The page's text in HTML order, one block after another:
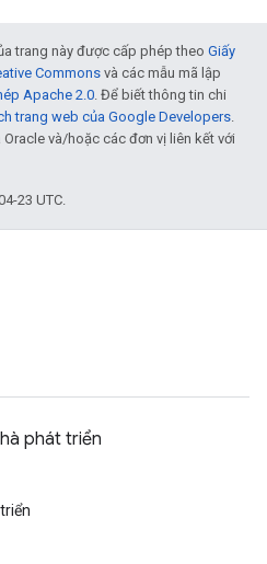
trang này được cấp phép theo Giấy
Commons và các mẫu mã lập
Apache 2.0. Để biết thông tin chi
trang web của Google Developers.
và/hoặc các đơn vị liên kết với
23 UTC.
phát triển